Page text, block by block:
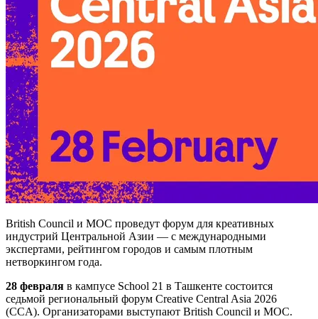
British Council и MOC проведут форум для креативных
индустрий Центральной Азии — с международными
экспертами, рейтингом городов и самым плотным
нетворкингом года.
28 февраля в кампусе School 21 в Ташкенте состоится
седьмой региональный форум Creative Central Asia 2026
(CCA). Организаторами выступают British Council и MOC.